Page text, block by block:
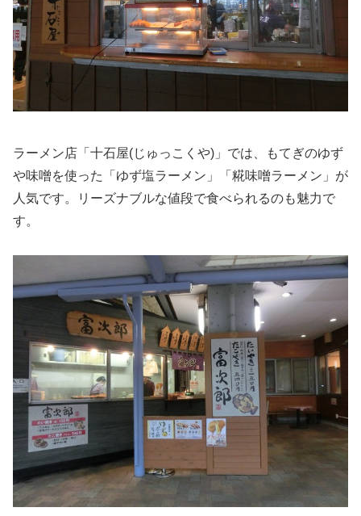
ラーメン店「十石屋(じゅっこくや)」では、もてぎのゆず
や味噌を使った「ゆず塩ラーメン」「糀味噌ラーメン」が
人気です。リーズナブルな値段で食べられるのも魅力で
す。